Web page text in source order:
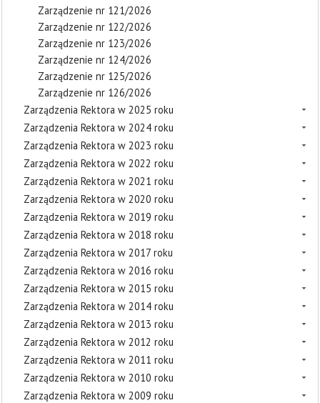
Zarządzenie nr 121/2026
Zarządzenie nr 122/2026
Zarządzenie nr 123/2026
Zarządzenie nr 124/2026
Zarządzenie nr 125/2026
Zarządzenie nr 126/2026
Zarządzenia Rektora w 2025 roku
Zarządzenia Rektora w 2024 roku
Zarządzenia Rektora w 2023 roku
Zarządzenia Rektora w 2022 roku
Zarządzenia Rektora w 2021 roku
Zarządzenia Rektora w 2020 roku
Zarządzenia Rektora w 2019 roku
Zarządzenia Rektora w 2018 roku
Zarządzenia Rektora w 2017 roku
Zarządzenia Rektora w 2016 roku
Zarządzenia Rektora w 2015 roku
Zarządzenia Rektora w 2014 roku
Zarządzenia Rektora w 2013 roku
Zarządzenia Rektora w 2012 roku
Zarządzenia Rektora w 2011 roku
Zarządzenia Rektora w 2010 roku
Zarządzenia Rektora w 2009 roku